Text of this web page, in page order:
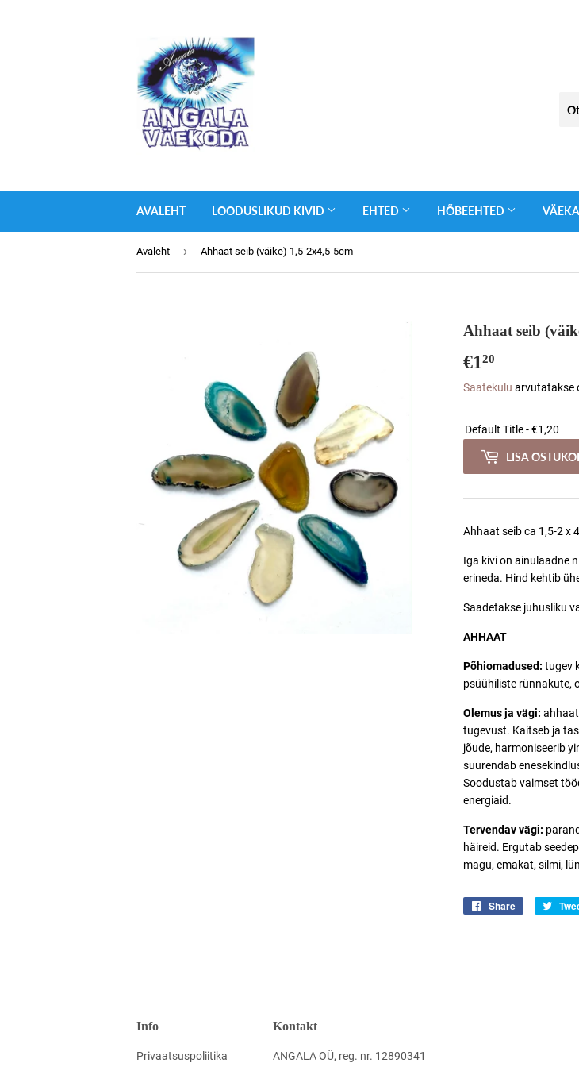
AVALEHT LOODUSLIKUD KIVID EHTED HÕBEEHTED
Avaleht › Ahhaat seib (väike) 1,5-2x4,5-5cm
Ahhaat seib
€120
Saatekulu arvutatakse
LISA
Ahhaat seib ca 1,5-2 x
Iga kivi on ainulaadne
erineda. Hind kehtib
Saadetakse juhusliku
AHHAAT
Põhiomadused: tugev
psüühiliste rünnakute,
Olemus ja vägi:
tugevust. Kaitseb ja
jõude, harmoniseerib
suurendab
Soodustab vaimset
energiaid.
Tervendav vägi:
häireid. Ergutab
magu, emakat, silmi,
Share
Jaga
Info
Privaatsuspoliitika
Kontakt
ANGALA OÜ, reg. nr. 12890341